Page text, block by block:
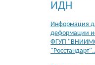
ИДН
Информация
деформации
ФГУП